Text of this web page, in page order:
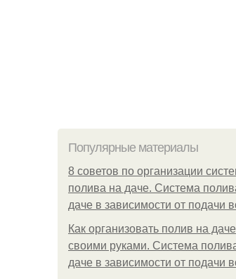
Популярные материалы
8 советов по организации
полива на даче. Система
даче в зависимости от подачи
Как организовать полив на даче
своими руками. Система
даче в зависимости от подачи